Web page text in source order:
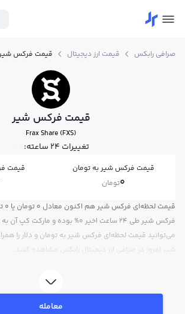
صرافی رابکس قیمت ارز دیجیتال قیمت فرکس شیر
قیمت فرکس شیر
Frax Share (FXS)
تغییرات ۲۴ ساعته: 0%
قیمت فرکس شیر به تومان
0تومان
قیمت
فرکس شیر طی 24 ساعت اخیر 0% بوده و
می‌توانید قیمت لحظه‌ای فرکس شیر به تومان و دلار را
شیر امروز در صرافی ارز دیجیتال رابکس مشاهده کنید.
معامله